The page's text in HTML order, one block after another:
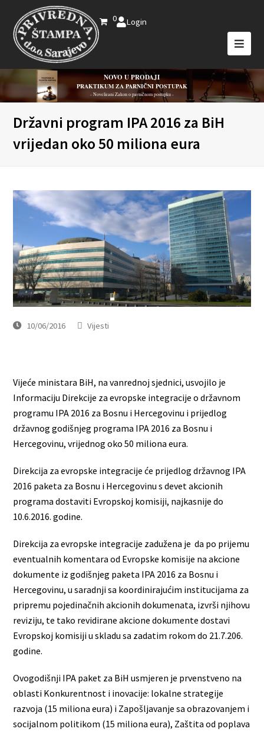
0 Login
NOVO U PRODAJI
PRAKTIKUM ZA PARNIČNI POSTUPAK
- Novelirani Zakon o parničnom postupku -
Državni program IPA 2016 za BiH
vrijedan oko 50 miliona eura
10/06/2016 Vijesti
Vijeće ministara BiH, na vanrednoj sjednici, usvojilo je
Informaciju Direkcije za evropske integracije o državnom
programu IPA 2016 za Bosnu i Hercegovinu i prijedlog
državnog godišnjeg programa IPA 2016 za Bosnu i
Hercegovinu, vrijednog oko 50 miliona eura.
Direkcija za evropske integracije će prijedlog državnog IPA
2016 paketa za Bosnu i Hercegovinu s devet akcionih
programa dostaviti Evropskoj komisiji, najkasnije do
10.6.2016. godine.
Direkcija za evropske integracije zadužena je da po prijemu
eventualnih komentara od Evropske komisije na akcione
dokumente iz godišnjeg paketa IPA 2016 za Bosnu i
Hercegovinu, u saradnji sa koordinirajućim institucijama za
pripremu pojedinačnih akcionih dokumenata, izvrši njihovu
reviziju, te tako revidirane akcione dokumente dostavi
Evropskoj komisiji u skladu sa zadatim rokom do 21.7.206.
godine.
Ovogodišnji IPA paket za BiH usmjeren je prvenstveno na
oblasti Konkurentnost i inovacije: lokalne strategije
razvoja (15 miliona eura) i Zapošljavanje sa obrazovanjem i
socijalnom politikom (15 miliona eura), Zaštita od poplava